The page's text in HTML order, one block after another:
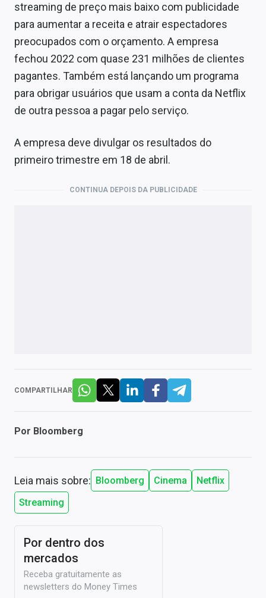
streaming de preço mais baixo com publicidade
para aumentar a receita e atrair espectadores
preocupados com o orçamento. A empresa
fechou 2022 com quase 231 milhões de clientes
pagantes. Também está lançando um programa
para obrigar usuários que usam a conta da Netflix
de outra pessoa a pagar pelo serviço.
A empresa deve divulgar os resultados do
primeiro trimestre em 18 de abril.
CONTINUA DEPOIS DA PUBLICIDADE
COMPARTILHAR
Por Bloomberg
Leia mais sobre: Bloomberg Cinema
Netflix
Streaming
Por dentro dos
mercados
Receba gratuitamente as
newsletters do Money Times